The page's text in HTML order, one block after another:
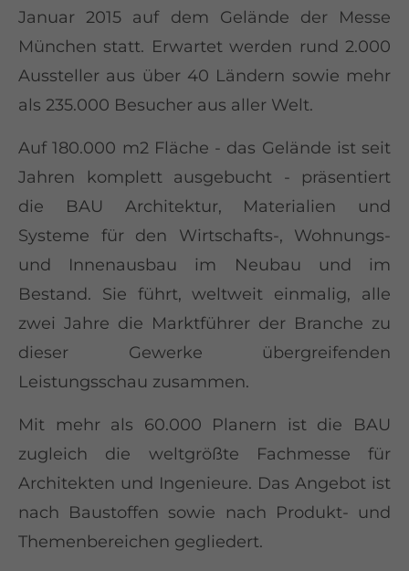
Januar 2015 auf dem Gelände der Messe
München statt. Erwartet werden rund 2.000
Aussteller aus über 40 Ländern sowie mehr
als 235.000 Besucher aus aller Welt.
Auf 180.000 m2 Fläche - das Gelände ist seit
Jahren komplett ausgebucht - präsentiert
die BAU Architektur, Materialien und
Systeme für den Wirtschafts-, Wohnungs-
und Innenausbau im Neubau und im
Bestand. Sie führt, weltweit einmalig, alle
zwei Jahre die Marktführer der Branche zu
dieser Gewerke übergreifenden
Leistungsschau zusammen.
Mit mehr als 60.000 Planern ist die BAU
zugleich die weltgrößte Fachmesse für
Architekten und Ingenieure. Das Angebot ist
nach Baustoffen sowie nach Produkt- und
Themenbereichen gegliedert.